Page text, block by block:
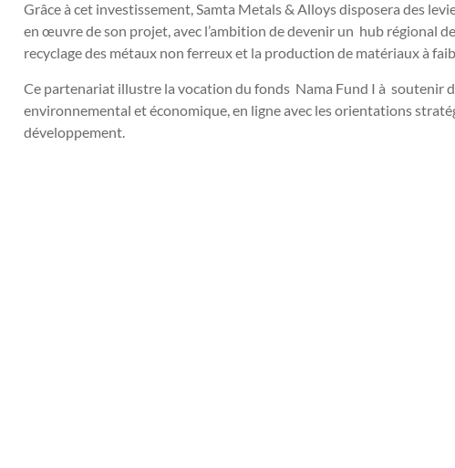
Grâce à cet investissement, Samta Metals & Alloys disposera des
en œuvre de son projet, avec l’ambition de devenir un hub régional
recyclage des métaux non ferreux et la production de matériaux à
Ce partenariat illustre la vocation du fonds Nama Fund I à soutenir
environnemental et économique, en ligne avec les orientations
développement.